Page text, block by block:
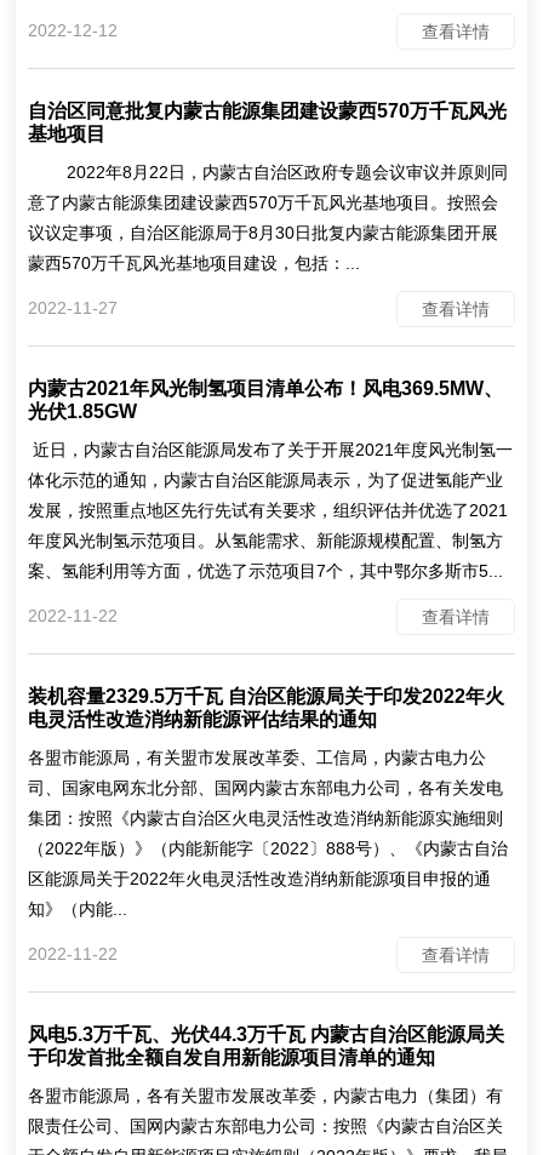
2022-12-12 查看详情
自治区同意批复内蒙古能源集团建设蒙西570万千瓦风光
基地项目
2022年8月22日，内蒙古自治区政府专题会议审议并原则同
意了内蒙古能源集团建设蒙西570万千瓦风光基地项目。按照会
议议定事项，自治区能源局于8月30日批复内蒙古能源集团开展
蒙西570万千瓦风光基地项目建设，包括：...
2022-11-27 查看详情
内蒙古2021年风光制氢项目清单公布！风电369.5MW、
光伏1.85GW
近日，内蒙古自治区能源局发布了关于开展2021年度风光制氢一
体化示范的通知，内蒙古自治区能源局表示，为了促进氢能产业
发展，按照重点地区先行先试有关要求，组织评估并优选了2021
年度风光制氢示范项目。从氢能需求、新能源规模配置、制氢方
案、氢能利用等方面，优选了示范项目7个，其中鄂尔多斯市5...
2022-11-22 查看详情
装机容量2329.5万千瓦 自治区能源局关于印发2022年火
电灵活性改造消纳新能源评估结果的通知
各盟市能源局，有关盟市发展改革委、工信局，内蒙古电力公
司、国家电网东北分部、国网内蒙古东部电力公司，各有关发电
集团：按照《内蒙古自治区火电灵活性改造消纳新能源实施细则
（2022年版）》（内能新能字〔2022〕888号）、《内蒙古自治
区能源局关于2022年火电灵活性改造消纳新能源项目申报的通
知》（内能...
2022-11-22 查看详情
风电5.3万千瓦、光伏44.3万千瓦 内蒙古自治区能源局关
于印发首批全额自发自用新能源项目清单的通知
各盟市能源局，各有关盟市发展改革委，内蒙古电力（集团）有
限责任公司、国网内蒙古东部电力公司：按照《内蒙古自治区关